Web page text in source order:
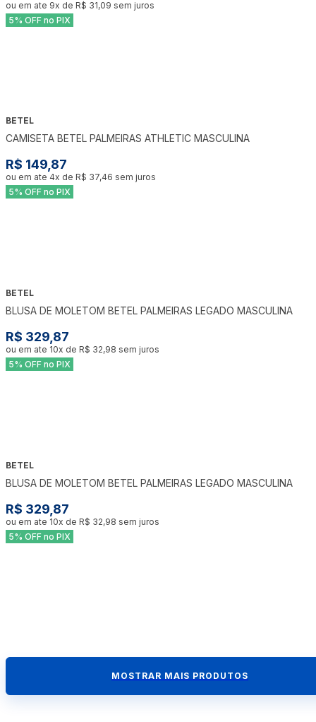
ou em ate 9x de R$ 31,09 sem juros
5% OFF no PIX
BETEL
CAMISETA BETEL PALMEIRAS ATHLETIC MASCULINA
R$ 149,87
ou em ate 4x de R$ 37,46 sem juros
5% OFF no PIX
BETEL
BLUSA DE MOLETOM BETEL PALMEIRAS LEGADO MASCULINA
R$ 329,87
ou em ate 10x de R$ 32,98 sem juros
5% OFF no PIX
BETEL
BLUSA DE MOLETOM BETEL PALMEIRAS LEGADO MASCULINA
R$ 329,87
ou em ate 10x de R$ 32,98 sem juros
5% OFF no PIX
MOSTRAR MAIS PRODUTOS